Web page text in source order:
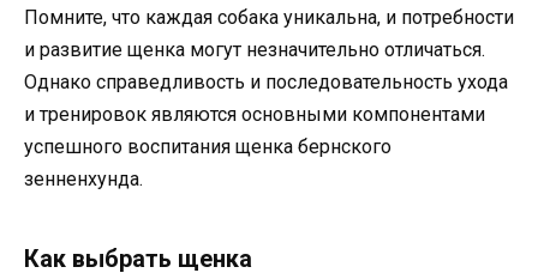
Помните, что каждая собака уникальна, и потребности
и развитие щенка могут незначительно отличаться.
Однако справедливость и последовательность ухода
и тренировок являются основными компонентами
успешного воспитания щенка бернского
зенненхунда.
Как выбрать щенка